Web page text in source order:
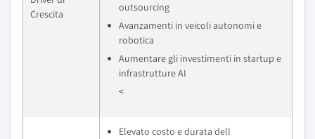
Crescita
outsourcing
Avanzamenti in veicoli autonomi e
robotica
Aumentare gli investimenti in startup e
infrastrutture AI
<
Elevato costo e durata dell